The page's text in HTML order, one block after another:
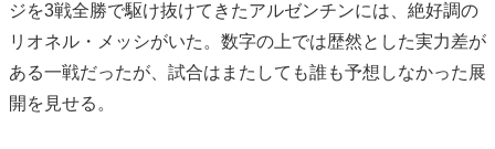
ジを3戦全勝で駆け抜けてきたアルゼンチンには、絶好調の
リオネル・メッシがいた。数字の上では歴然とした実力差が
ある一戦だったが、試合はまたしても誰も予想しなかった展
開を見せる。